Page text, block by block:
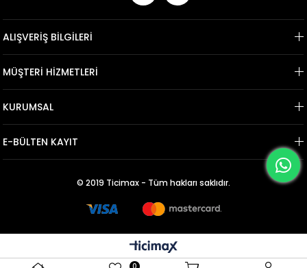
ALIŞVERİŞ BİLGİLERİ
MÜŞTERİ HİZMETLERİ
KURUMSAL
E-BÜLTEN KAYIT
© 2019 Ticimax - Tüm hakları saklıdır.